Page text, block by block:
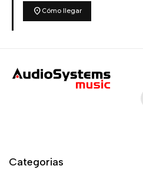
location_on Cómo llegar
Categorias